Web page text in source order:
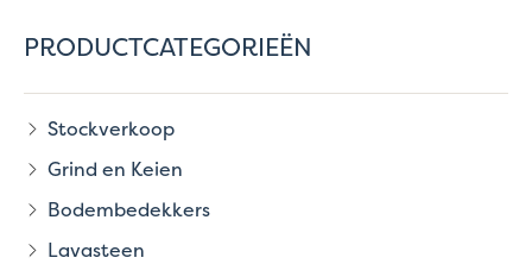
PRODUCTCATEGORIEËN
Stockverkoop
Grind en Keien
Bodembedekkers
Lavasteen